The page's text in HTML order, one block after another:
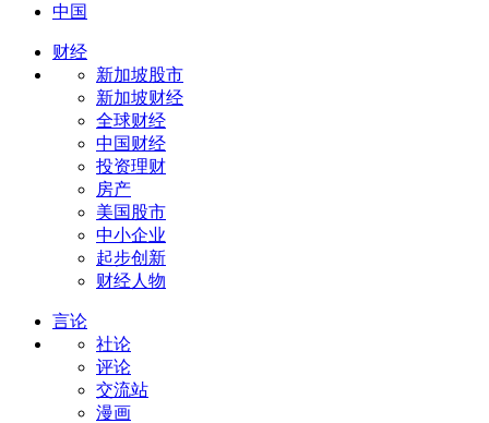
中国
财经
新加坡股市
新加坡财经
全球财经
中国财经
投资理财
房产
美国股市
中小企业
起步创新
财经人物
言论
社论
评论
交流站
漫画